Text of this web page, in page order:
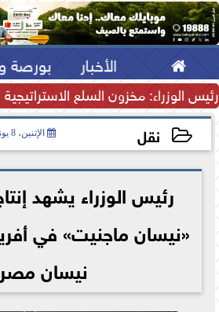
 الأخبار بورصة
تنافسية الصادرات
رئيس الوزراء: مخزون السلع
نقل الإثنين، 8 يونيو 2026
2026-06-08 16:10:08
رئيس الوزراء يشهد
«نيسان ماجنيت» في
نيسان مصر